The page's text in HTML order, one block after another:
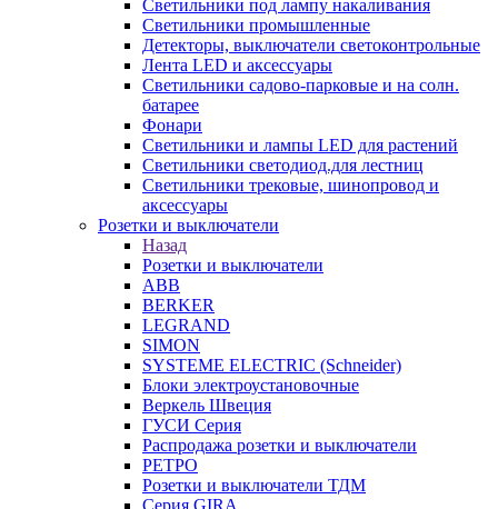
Светильники под лампу накаливания
Светильники промышленные
Детекторы, выключатели светоконтрольные
Лента LED и аксессуары
Светильники садово-парковые и на солн.
батарее
Фонари
Светильники и лампы LED для растений
Светильники светодиод.для лестниц
Светильники трековые, шинопровод и
аксессуары
Розетки и выключатели
Назад
Розетки и выключатели
ABB
BERKER
LEGRAND
SIMON
SYSTEME ELECTRIC (Schneider)
Блоки электроустановочные
Веркель Швеция
ГУСИ Серия
Распродажа розетки и выключатели
РЕТРО
Розетки и выключатели ТДМ